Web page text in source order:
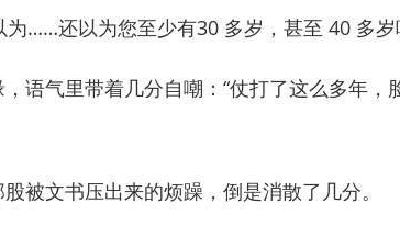
……还以为您至少有30 多岁，甚至 40 多岁
气里带着几分自嘲：“仗打了这么多年，
文书压出来的烦躁，倒是消散了几分。